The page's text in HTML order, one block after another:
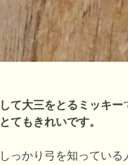
て大三をとるミッキー
てもきれいです。
っかり弓を知っている